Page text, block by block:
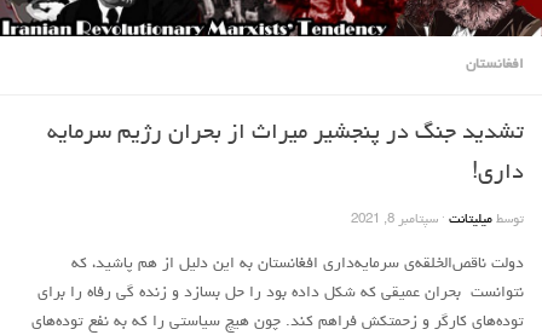
نشر میلیتانت
صدای مارکسیستهای انقلابی
آرشیو مارکسیست ها در اینترنت
بین المللی
بحران امپریالیسم
نبرد کارگری
افغانستان
تشدید جنگ در پنجشیر میراث از بحران رژیم سرمایه
داری!
توسط میلیتانت · سپتامبر 8, 2021
دولت ناقص‌الخلقه‌ی سرمایه‌داری افغانستان به این دلیل از هم پاشید، که
نتوانست بحران عمیقی که شکل داده بود را حل بسازد و زنده گی رفاه را برای
توده‌های کارگر و زحمتکش فراهم کند. چون هیچ سیاستی را که به نفع توده‌های